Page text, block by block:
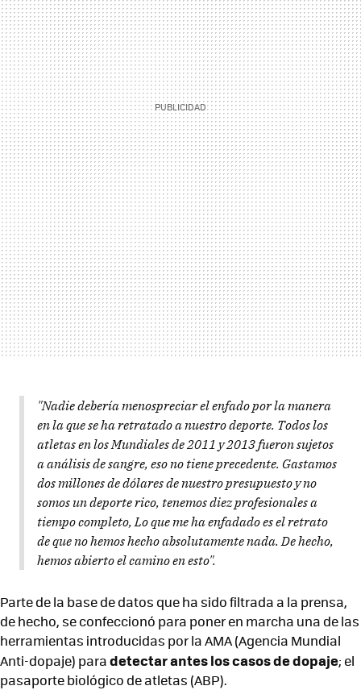
"Nadie debería menospreciar el enfado por la manera
en la que se ha retratado a nuestro deporte. Todos los
atletas en los Mundiales de 2011 y 2013 fueron sujetos
a análisis de sangre, eso no tiene precedente. Gastamos
dos millones de dólares de nuestro presupuesto y no
somos un deporte rico, tenemos diez profesionales a
tiempo completo, Lo que me ha enfadado es el retrato
de que no hemos hecho absolutamente nada. De hecho,
hemos abierto el camino en esto".
Parte de la base de datos que ha sido filtrada a la prensa,
de hecho, se confeccionó para poner en marcha una de las
herramientas introducidas por la AMA (Agencia Mundial
Anti-dopaje) paradetectar antes los casos de dopaje; el
pasaporte biológico de atletas (ABP).